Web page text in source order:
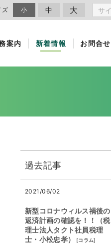
ズ 小 中 大
案内 新着情報 お問合せ
過去記事
2021/06/02
新型コロナウィルス禍後の
返済計画の確認を！！（税
理士法人タクト社員税理
士・小松忠孝）
[コラム]